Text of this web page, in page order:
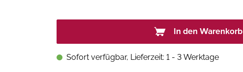
In den Warenkorb
Sofort verfügbar, Lieferzeit: 1 - 3 Werktage